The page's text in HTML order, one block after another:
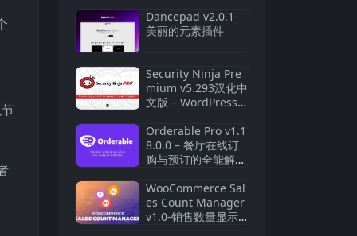
Dancepad v2.0.1-
美丽的元素插件
Security Ninja Pre
mium v5.293汉化中
文版 – WordPress安
Orderable Pro v1.1
8.0.0 – 餐厅在线订
购与预订的全能解决
WooCommerce Sal
es Count Manager
v1.0-销售数量显示